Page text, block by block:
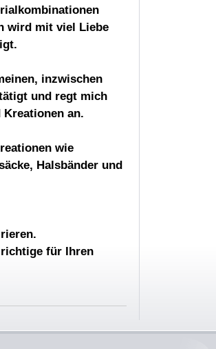
wird mit viel Liebe
inzwischen
und regt mich
Kreationen an.
wie
Halsbänder und
für Ihren